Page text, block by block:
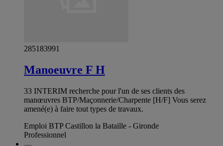
285183991
Manoeuvre F H
33 INTERIM recherche pour l'un de ses clients des
manœuvres BTP/Maçonnerie/Charpente [H/F] Vous serez
amené(e) à faire tout types de travaux.
Emploi BTP Castillon la Bataille - Gironde
Professionnel